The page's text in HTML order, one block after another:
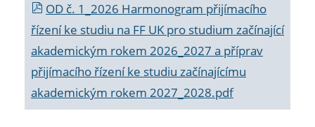
OD č. 1_2026 Harmonogram přijímacího
řízení ke studiu na FF UK pro studium začínající
akademickým rokem 2026_2027 a příprav
přijímacího řízení ke studiu začínajícímu
akademickým rokem 2027_2028.pdf